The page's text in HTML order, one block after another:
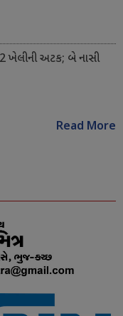
ખેલીની અટક; બે નાસી
Read More